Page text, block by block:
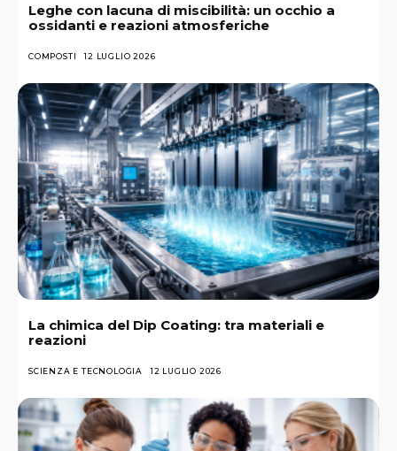
Leghe con lacuna di miscibilità: un occhio a
ossidanti e reazioni atmosferiche
COMPOSTI 12 LUGLIO 2026
La chimica del Dip Coating: tra materiali e
reazioni
SCIENZA E TECNOLOGIA 12 LUGLIO 2026